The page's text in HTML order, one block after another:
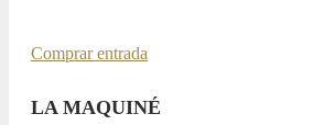
Comprar entrada
LA MAQUINÉ